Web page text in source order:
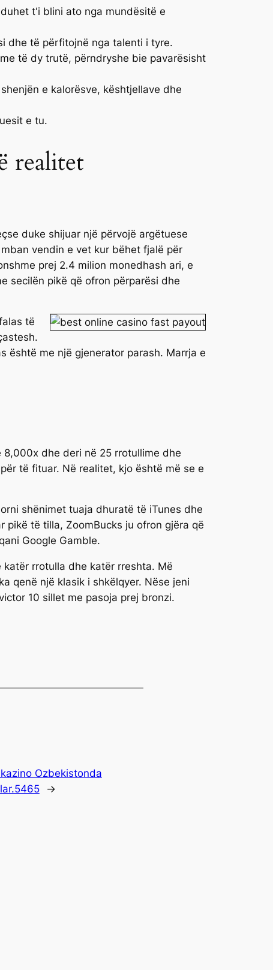
t'i blini ato nga mundësitë e
dhe të përfitojnë nga talenti i tyre.
të dy trutë, përndryshe bie pavarësisht
e kalorësve, kështjellave dhe
e tu.
realitet
duke shijuar një përvojë argëtuese
vendin e vet kur bëhet fjalë për
prej 2.4 milion monedhash ari, e
secilën pikë që ofron përparësi dhe
të
është me një gjenerator parash. Marrja e
dhe deri në 25 rrotullime dhe
të fituar. Në realitet, kjo është më se e
shënimet tuaja dhuratë të iTunes dhe
pikë të tilla, ZoomBucks ju ofron gjëra që
Google Gamble.
rrotulla dhe katër rreshta. Më
qenë një klasik i shkëlqyer. Nëse jeni
10 sillet me pasoja prej bronzi.
Ozbekistonda
→